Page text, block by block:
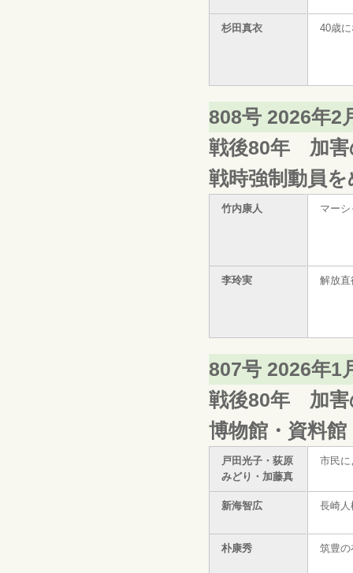
杉田真衣 40歳
808号 2026年2
戦後80年 加害
戦時強制動員
竹内康人 マー
李玲実 解放直
807号 2026年1
戦後80年 加害
博物館・資料
戸田光子・荻原
みどり・加藤真
市民に
新海智広 長崎人
朴康秀 筑豊